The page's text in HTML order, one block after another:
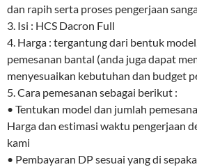
dan rapih serta proses pengerjaan
3. Isi : HCS Dacron Full
4. Harga : tergantung dari bentuk
pemesanan bantal (anda juga dapat
menyesuaikan kebutuhan dan budget
5. Cara pemesanan sebagai berikut :
• Tentukan model dan jumlah
Harga dan estimasi waktu pengerjaan
kami
• Pembayaran DP sesuai yang di